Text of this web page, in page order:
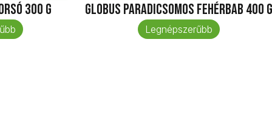
300 g Globus Paradicsomos fehérbab 400 g
Legnépszerűbb